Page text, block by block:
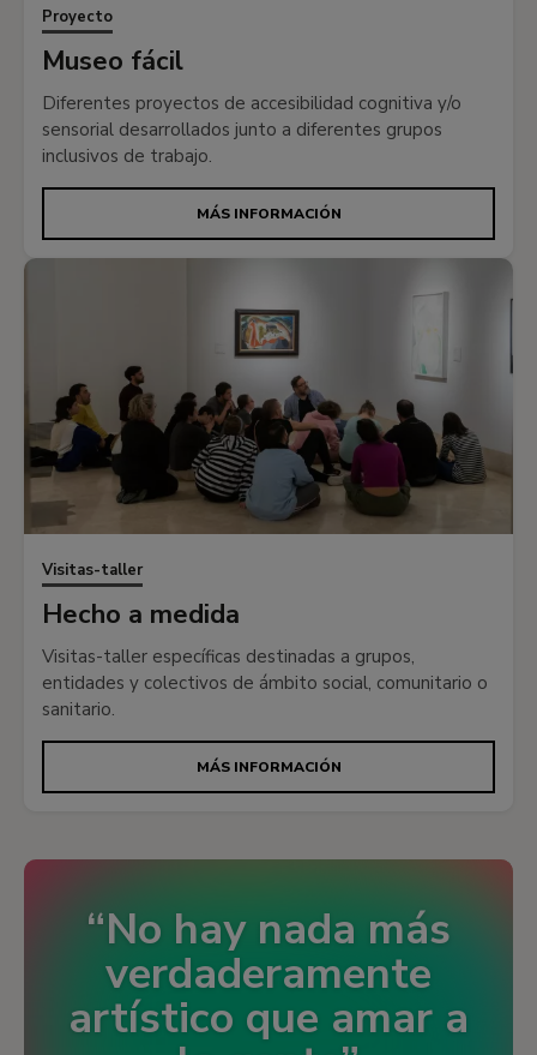
Proyecto
Museo fácil
Diferentes proyectos de accesibilidad cognitiva y/o
sensorial desarrollados junto a diferentes grupos
inclusivos de trabajo.
MÁS INFORMACIÓN
Visitas-taller
Hecho a medida
Visitas-taller específicas destinadas a grupos,
entidades y colectivos de ámbito social, comunitario o
sanitario.
MÁS INFORMACIÓN
No hay nada más
verdaderamente
artístico que amar a